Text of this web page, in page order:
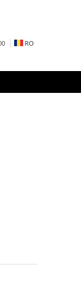
RO